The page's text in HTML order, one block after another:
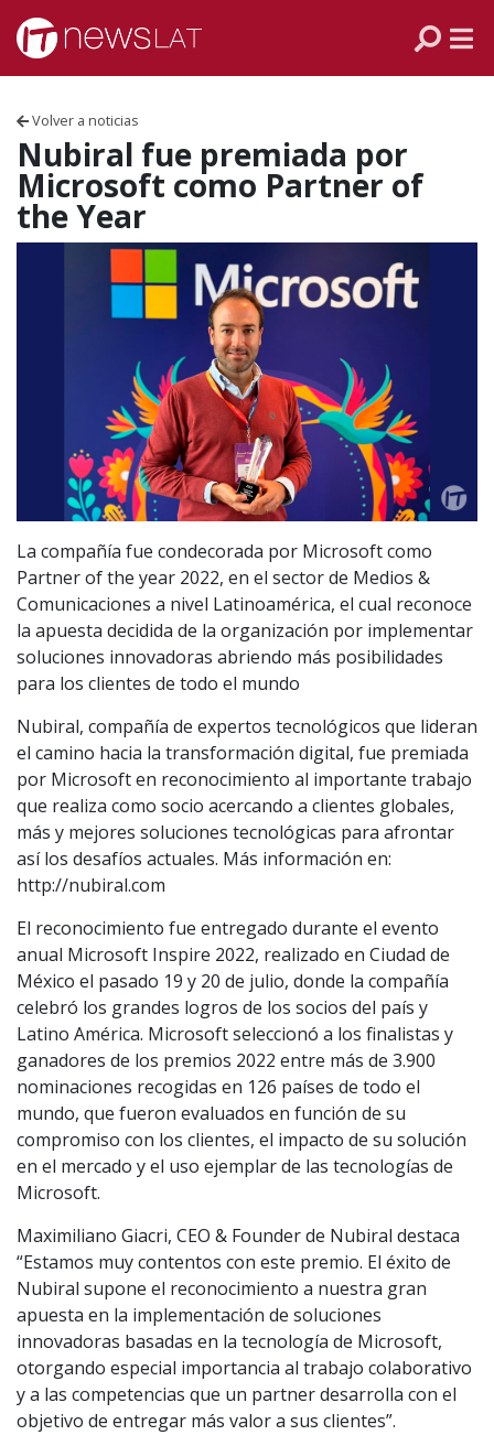
Skip to content
Volver a noticias
Nubiral fue premiada por
Microsoft como Partner of
the Year
La compañía fue condecorada por Microsoft como
Partner of the year 2022, en el sector de Medios &
Comunicaciones a nivel Latinoamérica, el cual reconoce
la apuesta decidida de la organización por implementar
soluciones innovadoras abriendo más posibilidades
para los clientes de todo el mundo
Nubiral, compañía de expertos tecnológicos que lideran
el camino hacia la transformación digital, fue premiada
por Microsoft en reconocimiento al importante trabajo
que realiza como socio acercando a clientes globales,
más y mejores soluciones tecnológicas para afrontar
así los desafíos actuales. Más información en:
http://nubiral.com
El reconocimiento fue entregado durante el evento
anual Microsoft Inspire 2022, realizado en Ciudad de
México el pasado 19 y 20 de julio, donde la compañía
celebró los grandes logros de los socios del país y
Latino América. Microsoft seleccionó a los finalistas y
ganadores de los premios 2022 entre más de 3.900
nominaciones recogidas en 126 países de todo el
mundo, que fueron evaluados en función de su
compromiso con los clientes, el impacto de su solución
en el mercado y el uso ejemplar de las tecnologías de
Microsoft.
Maximiliano Giacri, CEO & Founder de Nubiral destaca
“Estamos muy contentos con este premio. El éxito de
Nubiral supone el reconocimiento a nuestra gran
apuesta en la implementación de soluciones
innovadoras basadas en la tecnología de Microsoft,
otorgando especial importancia al trabajo colaborativo
y a las competencias que un partner desarrolla con el
objetivo de entregar más valor a sus clientes”.
VENEZUELA
ECUADOR
CHILE
ARGENTINA
MÉXICO